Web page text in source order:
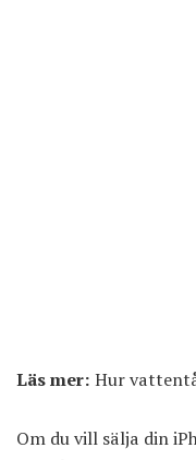
Läs mer: Hur
Om du vill sälja din